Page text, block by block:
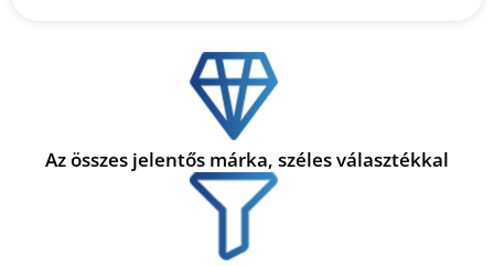
Az összes jelentős márka, széles választékkal